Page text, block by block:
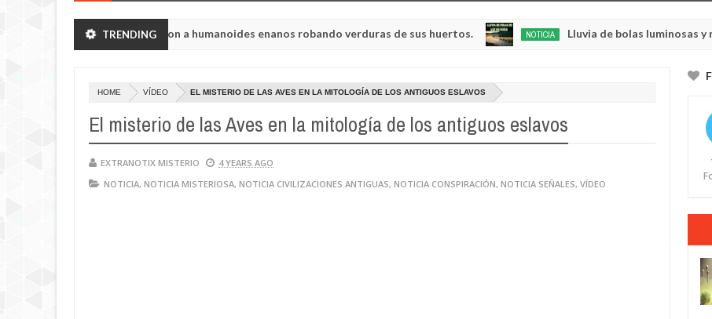
TRENDING
de Chelyabinsk vieron a humanoides enanos robando verduras de sus huertos. NOTICIA Lluvia de bolas luminosas y
HOME VÍDEO EL MISTERIO DE LAS AVES EN LA MITOLOGÍA DE LOS ANTIGUOS ESLAVOS
El misterio de las Aves en la mitología de los antiguos eslavos
EXTRANOTIX MISTERIO
4 YEARS AGO
NOTICIA, NOTICIA MISTERIOSA, NOTICIA CIVILIZACIONES ANTIGUAS, NOTICIA CONSPIRACIÓN, NOTICIA SEÑALES, VÍDEO